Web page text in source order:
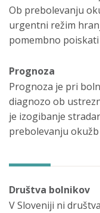
Ob prebolevanju
urgentni režim
pomembno
Prognoza
Prognoza je pri
diagnozo ob
je izogibanje
prebolevanju
Društva bolnikov
V Sloveniji ni